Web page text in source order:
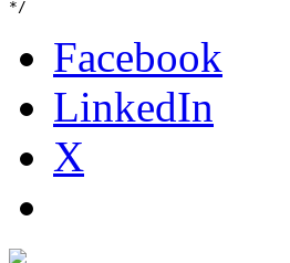
Facebook
LinkedIn
X